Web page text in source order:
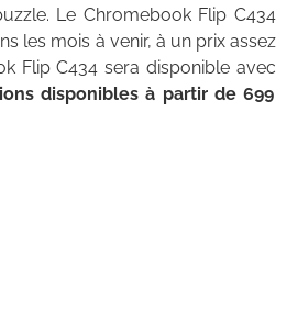
Le Chromebook Flip C434
les mois à venir, à un prix assez
Flip C434 sera disponible avec
disponibles à partir de 699